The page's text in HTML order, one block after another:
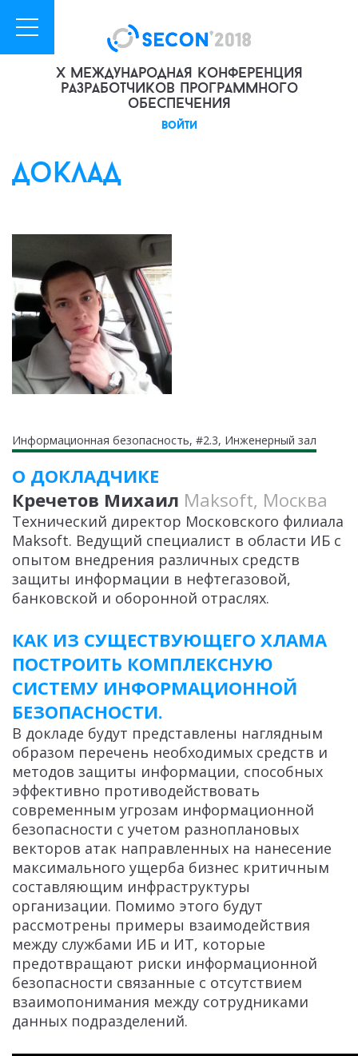
X международная конференция
разработчиков программного
обеспечения
войти
доклад
Информационная безопасность, #2.3, Инженерный зал
О ДОКЛАДЧИКЕ
Кречетов Михаил Maksoft, Москва
Технический директор Московского филиала
Maksoft. Ведущий специалист в области ИБ с
опытом внедрения различных средств
защиты информации в нефтегазовой,
банковской и оборонной отраслях.
КАК ИЗ СУЩЕСТВУЮЩЕГО ХЛАМА
ПОСТРОИТЬ КОМПЛЕКСНУЮ
СИСТЕМУ ИНФОРМАЦИОННОЙ
БЕЗОПАСНОСТИ.
В докладе будут представлены наглядным
образом перечень необходимых средств и
методов защиты информации, способных
эффективно противодействовать
современным угрозам информационной
безопасности с учетом разноплановых
векторов атак направленных на нанесение
максимального ущерба бизнес критичным
составляющим инфраструктуры
организации. Помимо этого будут
рассмотрены примеры взаимодействия
между службами ИБ и ИТ, которые
предотвращают риски информационной
безопасности связанные с отсутствием
взаимопонимания между сотрудниками
данных подразделений.